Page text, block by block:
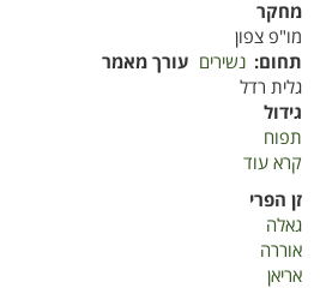
מחקר
מו"פ צפון
תחום נשירים עורך מאמר
גלית רדל
גידול
תפוח
קרא עוד
זן הפרי
גאלה
אוררה
אריאן